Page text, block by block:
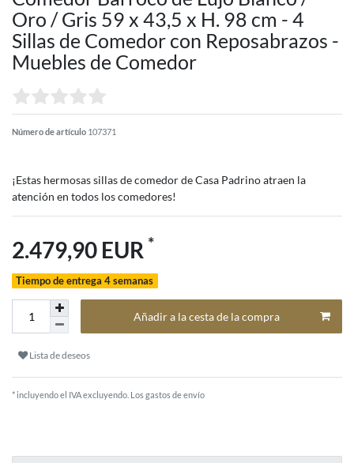
Oro / Gris 59 x 43,5 x H. 98 cm - 4
Sillas de Comedor con Reposabrazos -
Muebles de Comedor
Número de artículo 107371
¡Estas hermosas sillas de comedor de Casa Padrino atraen la
atención en todos los comedores!
2.479,90 EUR *
Tiempo de entrega 4 semanas
Añadir a la cesta de la compra
Lista de deseos
* incluyendo el IVA excluyendo. Los gastos de envío